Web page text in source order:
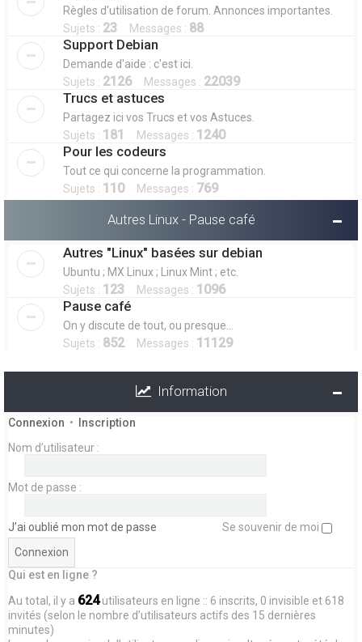
Règles d'utilisation de forum. Annonces importantes.
Sujets : 23 Messages : 88
Support Debian
Demande d'aide : c'est ici.
Sujets : 2126Messages : 22039
Trucs et astuces
Partagez ici vos Trucs et vos Astuces.
Sujets : 181 Messages : 1240
Pour les codeurs
Tout ce qui concerne la programmation.
Sujets : 110Messages : 769
Autres Linux - Pause café
Autres "Linux" basées sur debian
Ubuntu ; MX Linux ; Linux Mint ; etc.
Sujets : 123 Messages : 1096
Pause café
On y discute de tout, ou presque...
Sujets : 852Messages : 11129
Information
Connexion •
Inscription
Nom d’utilisateur :
Mot de passe :
J’ai oublié mon mot de passe Se souvenir de moi
Qui est en ligne ?
Au total, il y a 624utilisateurs en ligne :: 6 inscrits, 0 invisible et 618
invités (selon le nombre d’utilisateurs actifs des 15 dernières
minutes)